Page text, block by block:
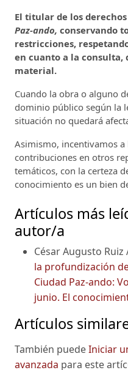
El titular de los
Paz-ando, conservando
restricciones,
en cuanto a la consulta,
material.
Cuando la obra o alguno
dominio público según la
situación no quedará
Asimismo, incentivamos
contribuciones en otros
temáticos, con la certeza
conocimiento es un bien
Artículos más
autor/a
César Augusto Ruiz
la profundización
Ciudad Paz-ando:
junio. El
Artículos
También puedeIniciar
avanzada para este